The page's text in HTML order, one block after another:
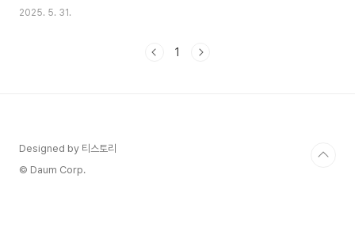
비를 보유하고 있습니다. 어플라이드 머티어리얼즈의 핵심 사업은 크게 세 가
Systems), 두 번째는 디스플레이 및 관련 시장(Display and Adjacent
2025. 5. 31.
1
Designed by 티스토리
© Daum Corp.